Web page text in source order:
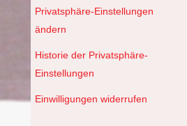
Privatsphäre-Einstellungen
ändern
Historie der Privatsphäre-
Einstellungen
Einwilligungen widerrufen